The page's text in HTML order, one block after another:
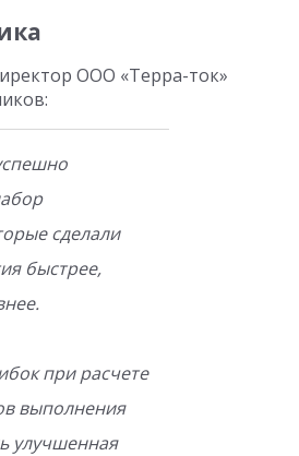
ООО «Терра-ток»
сделали
быстрее,
при расчете
выполнения
улучшенная